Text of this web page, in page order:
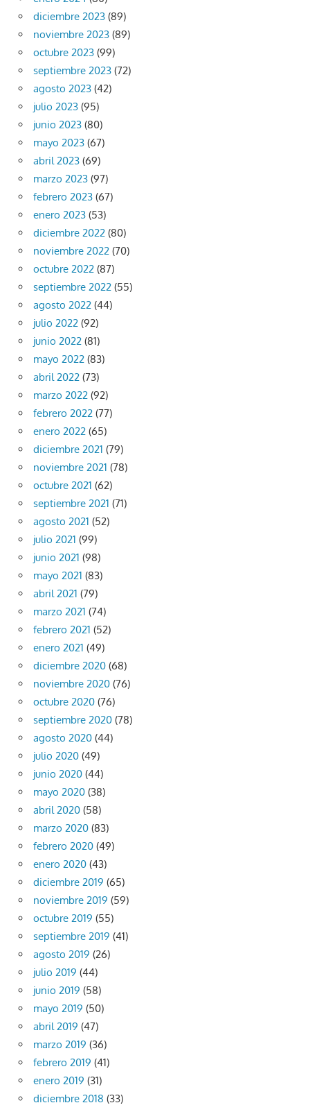
diciembre 2023 (89)
noviembre 2023 (89)
octubre 2023 (99)
septiembre 2023 (72)
agosto 2023 (42)
julio 2023 (95)
junio 2023 (80)
mayo 2023 (67)
abril 2023 (69)
marzo 2023 (97)
febrero 2023 (67)
enero 2023 (53)
diciembre 2022 (80)
noviembre 2022 (70)
octubre 2022 (87)
septiembre 2022 (55)
agosto 2022 (44)
julio 2022 (92)
junio 2022 (81)
mayo 2022 (83)
abril 2022 (73)
marzo 2022 (92)
febrero 2022 (77)
enero 2022 (65)
diciembre 2021 (79)
noviembre 2021 (78)
octubre 2021 (62)
septiembre 2021 (71)
agosto 2021 (52)
julio 2021 (99)
junio 2021 (98)
mayo 2021 (83)
abril 2021 (79)
marzo 2021 (74)
febrero 2021 (52)
enero 2021 (49)
diciembre 2020 (68)
noviembre 2020 (76)
octubre 2020 (76)
septiembre 2020 (78)
agosto 2020 (44)
julio 2020 (49)
junio 2020 (44)
mayo 2020 (38)
abril 2020 (58)
marzo 2020 (83)
febrero 2020 (49)
enero 2020 (43)
diciembre 2019 (65)
noviembre 2019 (59)
octubre 2019 (55)
septiembre 2019 (41)
agosto 2019 (26)
julio 2019 (44)
junio 2019 (58)
mayo 2019 (50)
abril 2019 (47)
marzo 2019 (36)
febrero 2019 (41)
enero 2019 (31)
diciembre 2018 (33)